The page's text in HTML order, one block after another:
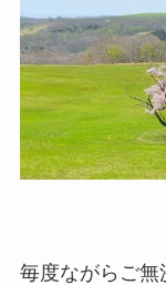
毎度ながらご無